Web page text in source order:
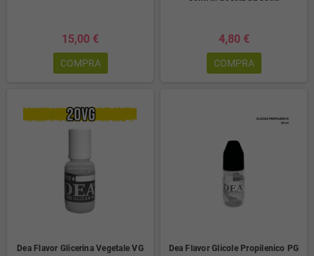
15,00 €
COMPRA
4,80 €
COMPRA
Dea Flavor Glicerina Vegetale VG
Dea Flavor Glicole Propilenico PG